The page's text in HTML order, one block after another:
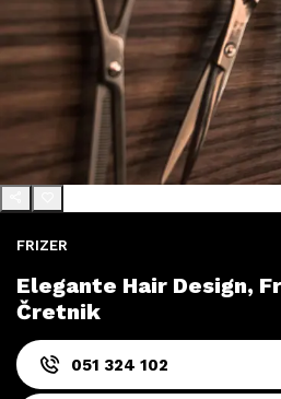
FRIZER
Elegante Hair Design,
Čretnik
051 324 102